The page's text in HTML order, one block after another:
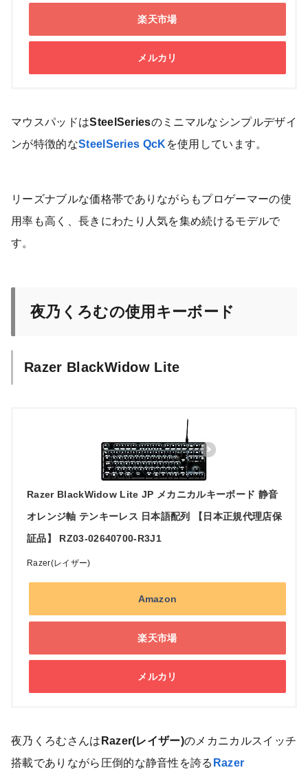
楽天市場
メルカリ
マウスパッドはSteelSeriesのミニマルなシンプルデザイ
ンが特徴的なSteelSeries QcK を使用しています。
リーズナブルな価格帯でありながらもプロゲーマーの使
用率も高く、長きにわたり人気を集め続けるモデルで
す。
夜乃くろむの使用キーボード
Razer BlackWidow Lite
Razer BlackWidow Lite JP メカニカルキーボード 静音
オレンジ軸 テンキーレス 日本語配列 【日本正規代理店保
証品】 RZ03-02640700-R3J1
Razer(レイザー)
Amazon
楽天市場
メルカリ
夜乃くろむさんは Razer(レイザー)のメカニカルスイッチ
搭載でありながら圧倒的な静音性を誇る Razer